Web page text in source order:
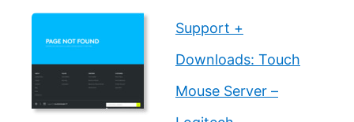
Support +
Downloads: Touch
Mouse Server –